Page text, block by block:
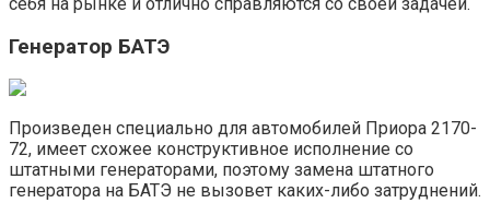
Генератор БАТЭ
Произведен специально для автомобилей Приора 2170-
72, имеет схожее конструктивное исполнение со
штатными генераторами, поэтому замена штатного
генератора на БАТЭ не вызовет каких-либо затруднений.